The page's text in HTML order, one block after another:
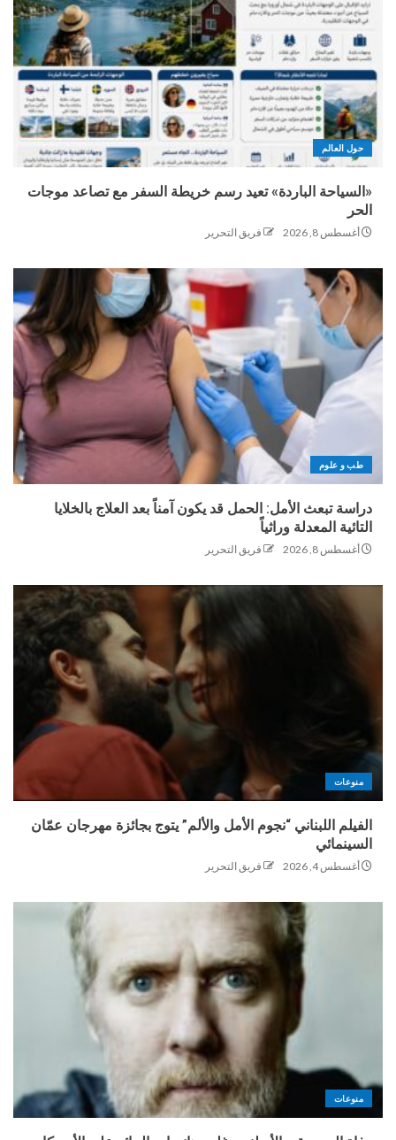
حول العالم
«السياحة الباردة» تعيد رسم خريطة السفر مع تصاعد موجات
الحر
أغسطس 8, 2026 فريق التحرير
طب و علوم
دراسة تبعث الأمل: الحمل قد يكون آمناً بعد العلاج بالخلايا
التائية المعدلة وراثياً
أغسطس 8, 2026 فريق التحرير
منوعات
الفيلم اللبناني “نجوم الأمل والألم” يتوج بجائزة مهرجان عمّان
السينمائي
أغسطس 4, 2026 فريق التحرير
منوعات